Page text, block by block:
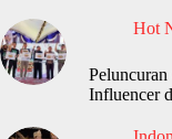
Hot
Influencer